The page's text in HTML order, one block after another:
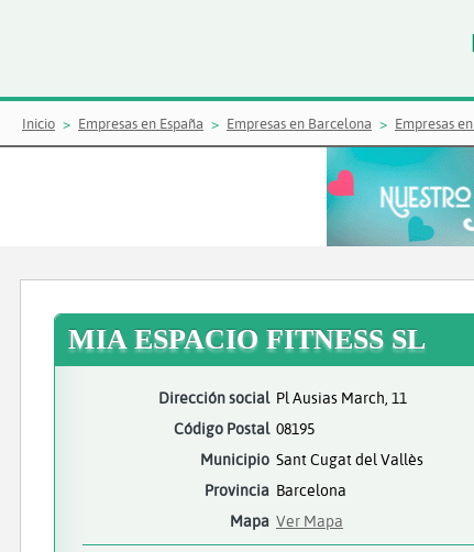
Inicio Empresas en España Empresas en Barcelona Empresas
MIA ESPACIO FITNESS SL
Dirección social Pl Ausias March, 11
Código Postal 08195
Municipio Sant Cugat del Vallès
Provincia Barcelona
Mapa Ver Mapa